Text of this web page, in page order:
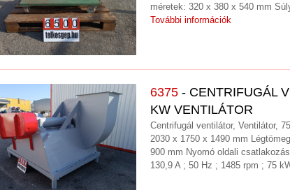
méretek: 320 x 380 x 540 mm
További információk
6375- CENTRIFUGÁL
KW VENTILÁTOR
Centrifugál ventilátor, Ventilátor,
2030 x 1750 x 1490 mm
900 mm Nyomó oldali
130,9 A ; 50 Hz ; 1485 rpm ; 75